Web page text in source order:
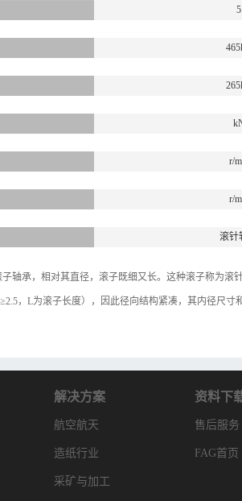
5
r/
r/
滚针
轴承，相对其直径，滚子既细又长。这种滚子称为
，L为滚子长度），因此径向结构紧凑，其内径尺
解决方案
航空航天
造纸行业
采矿与加工
资料下
售后服务
FAG首页